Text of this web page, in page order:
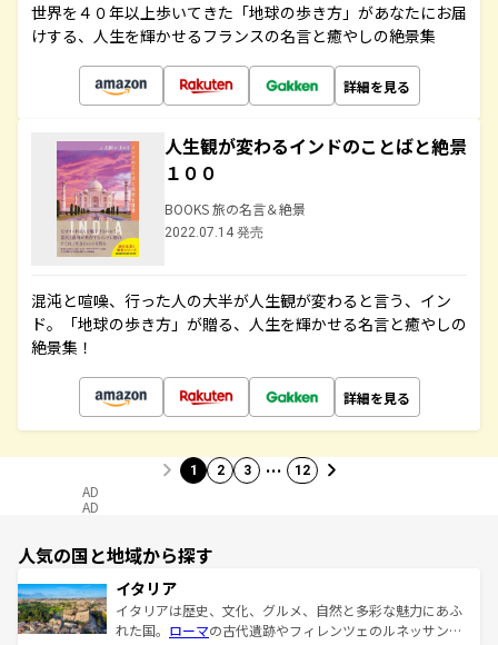
世界を４０年以上歩いてきた「地球の歩き方」があなたにお届
けする、人生を輝かせるフランスの名言と癒やしの絶景集
詳細を見る
人生観が変わるインドのことばと絶景
１００
BOOKS 旅の名言＆絶景
2022.07.14 発売
混沌と喧噪、行った人の大半が人生観が変わると言う、イン
ド。「地球の歩き方」が贈る、人生を輝かせる名言と癒やしの
絶景集！
詳細を見る
1 2 3 … 12
AD
AD
人気の国と地域から探す
イタリア
イタリアは歴史、文化、グルメ、自然と多彩な魅力にあふ
れた国。 ローマの古代遺跡やフィレンツェのルネッサンス